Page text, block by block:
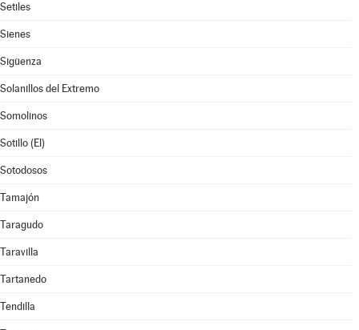
Setiles
Sienes
Sigüenza
Solanillos del Extremo
Somolinos
Sotillo (El)
Sotodosos
Tamajón
Taragudo
Taravilla
Tartanedo
Tendilla